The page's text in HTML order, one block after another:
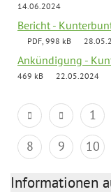
14.06.2024
Bericht -
PDF, 998 kB
Ankündigung -
469 kB
22.05.2024
1
8
9 10
Informationen